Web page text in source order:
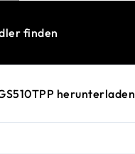
finden
herunterladen